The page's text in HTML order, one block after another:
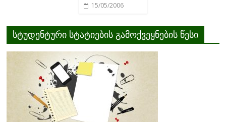
15/05/2006
სტუდენტური სტატიების გამოქვეყნების წესი